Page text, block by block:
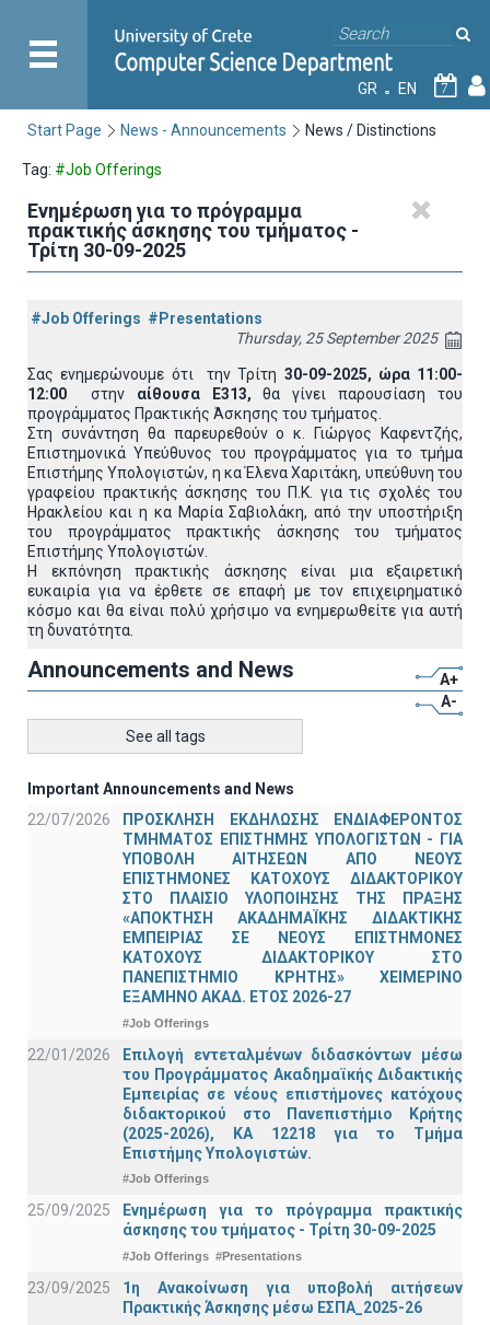
GR EN 7
Start Page News - Announcements News / Distinctions
Tag: #Job Offerings
Ενημέρωση για το πρόγραμμα
πρακτικής άσκησης του τμήματος -
Τρίτη 30-09-2025
#Job Offerings #Presentations
Thursday, 25 September 2025
Σας ενημερώνουμε ότι την Τρίτη 30-09-2025, ώρα 11:00-
12:00 στηναίθουσα Ε313, θα γίνει παρουσίαση του
προγράμματος Πρακτικής Άσκησης του τμήματος.
Στη συνάντηση θα παρευρεθούν ο κ. Γιώργος Καφεντζής,
Επιστημονικά Υπεύθυνος του προγράμματος για το τμήμα
Επιστήμης Υπολογιστών, η κα Έλενα Χαριτάκη, υπεύθυνη του
γραφείου πρακτικής άσκησης του Π.Κ. για τις σχολές του
Ηρακλείου και η κα Μαρία Σαβιολάκη, από την υποστήριξη
του προγράμματος πρακτικής άσκησης του τμήματος
Επιστήμης Υπολογιστών.
Η εκπόνηση πρακτικής άσκησης είναι μια εξαιρετική
ευκαιρία για να έρθετε σε επαφή με τον επιχειρηματικό
κόσμο και θα είναι πολύ χρήσιμο να ενημερωθείτε για αυτή
τη δυνατότητα.
Announcements and News
A+
A-
See all tags
Important Announcements and News
22/07/2026
ΠΡΟΣΚΛΗΣΗ ΕΚΔΗΛΩΣΗΣ ΕΝΔΙΑΦΕΡΟΝΤΟΣ
ΤΜΗΜΑΤΟΣ ΕΠΙΣΤΗΜΗΣ ΥΠΟΛΟΓΙΣΤΩΝ - ΓΙΑ
ΥΠΟΒΟΛΗ ΑΙΤΗΣΕΩΝ ΑΠΟ ΝΕΟΥΣ
ΕΠΙΣΤΗΜΟΝΕΣ ΚΑΤΟΧΟΥΣ ΔΙΔΑΚΤΟΡΙΚΟΥ
ΣΤΟ ΠΛΑΙΣΙΟ ΥΛΟΠΟΙΗΣΗΣ ΤΗΣ ΠΡΑΞΗΣ
«ΑΠΟΚΤΗΣΗ ΑΚΑΔΗΜΑΪΚΗΣ ΔΙΔΑΚΤΙΚΗΣ
ΕΜΠΕΙΡΙΑΣ ΣΕ ΝΕΟΥΣ ΕΠΙΣΤΗΜΟΝΕΣ
ΚΑΤΟΧΟΥΣ ΔΙΔΑΚΤΟΡΙΚΟΥ ΣΤΟ
ΠΑΝΕΠΙΣΤΗΜΙΟ ΚΡΗΤΗΣ» ΧΕΙΜΕΡΙΝΟ
ΕΞΑΜΗΝΟ ΑΚΑΔ. ΕΤΟΣ 2026-27
#Job Offerings
22/01/2026
Επιλογή εντεταλμένων διδασκόντων μέσω
του Προγράμματος Ακαδημαϊκής Διδακτικής
Εμπειρίας σε νέους επιστήμονες κατόχους
διδακτορικού στο Πανεπιστήμιο Κρήτης
(2025-2026), ΚΑ 12218 για το Τμήμα
Επιστήμης Υπολογιστών.
#Job Offerings
25/09/2025
Ενημέρωση για το πρόγραμμα πρακτικής
άσκησης του τμήματος - Τρίτη 30-09-2025
#Job Offerings #Presentations
23/09/2025
1η Ανακοίνωση για υποβολή αιτήσεων
Πρακτικής Άσκησης μέσω ΕΣΠΑ_2025-26